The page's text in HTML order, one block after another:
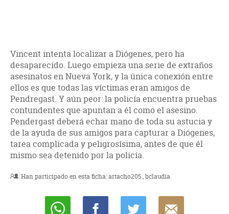
Vincent intenta localizar a Diógenes, pero ha
desaparecido. Luego empieza una serie de extraños
asesinatos en Nueva York, y la única conexión entre
ellos es que todas las víctimas eran amigos de
Pendregast. Y aún peor: la policía encuentra pruebas
contundentes que apuntan a él como el asesino.
Pendergast deberá echar mano de toda su astucia y
de la ayuda de sus amigos para capturar a Diógenes,
tarea complicada y peligrosísima, antes de que él
mismo sea detenido por la policía.
Han participado en esta ficha:artacho205 bclaudia